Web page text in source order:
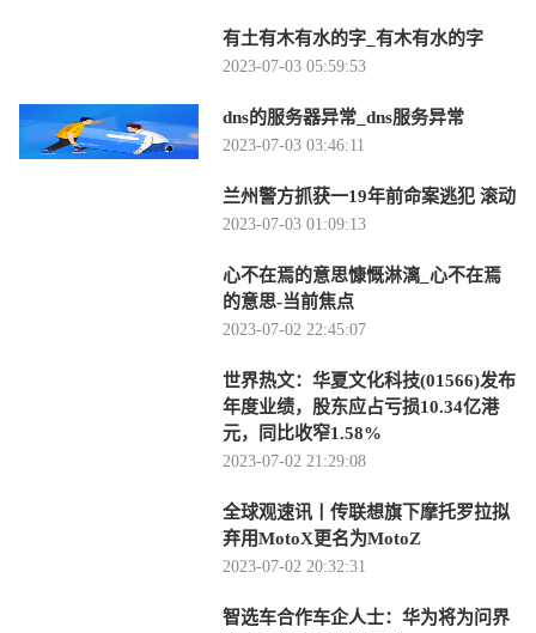
有土有木有水的字_有木有水的字
2023-07-03 05:59:53
dns的服务器异常_dns服务异常
2023-07-03 03:46:11
兰州警方抓获一19年前命案逃犯 滚动
2023-07-03 01:09:13
心不在焉的意思慷慨淋漓_心不在焉
的意思-当前焦点
2023-07-02 22:45:07
世界热文：华夏文化科技(01566)发布
年度业绩，股东应占亏损10.34亿港
元，同比收窄1.58%
2023-07-02 21:29:08
全球观速讯丨传联想旗下摩托罗拉拟
弃用MotoX更名为MotoZ
2023-07-02 20:32:31
智选车合作车企人士：华为将为问界